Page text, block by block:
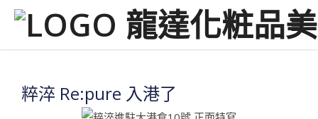
粹淬 Re:pure 入港了